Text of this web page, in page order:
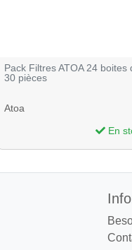
Pack Filtres ATOA 24 boites
30 pièces
Atoa
En